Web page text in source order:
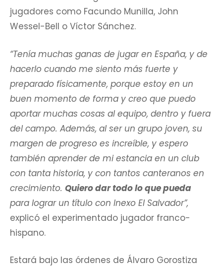
jugadores como Facundo Munilla, John
Wessel-Bell o Víctor Sánchez.
“Tenía muchas ganas de jugar en España, y de
hacerlo cuando me siento más fuerte y
preparado físicamente, porque estoy en un
buen momento de forma y creo que puedo
aportar muchas cosas al equipo, dentro y fuera
del campo. Además, al ser un grupo joven, su
margen de progreso es increíble, y espero
también aprender de mi estancia en un club
con tanta historia, y con tantos canteranos en
crecimiento. Quiero dar todo lo que pueda
para lograr un título con Inexo El Salvador”,
explicó el experimentado jugador franco-
hispano.
Estará bajo las órdenes de Álvaro Gorostiza